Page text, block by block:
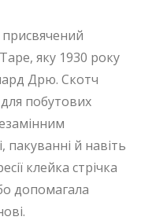
присвячений
яку 1930 року
Дрю. Скотч
побутових
пакуванні й навіть
клейка стрічка
допомагала